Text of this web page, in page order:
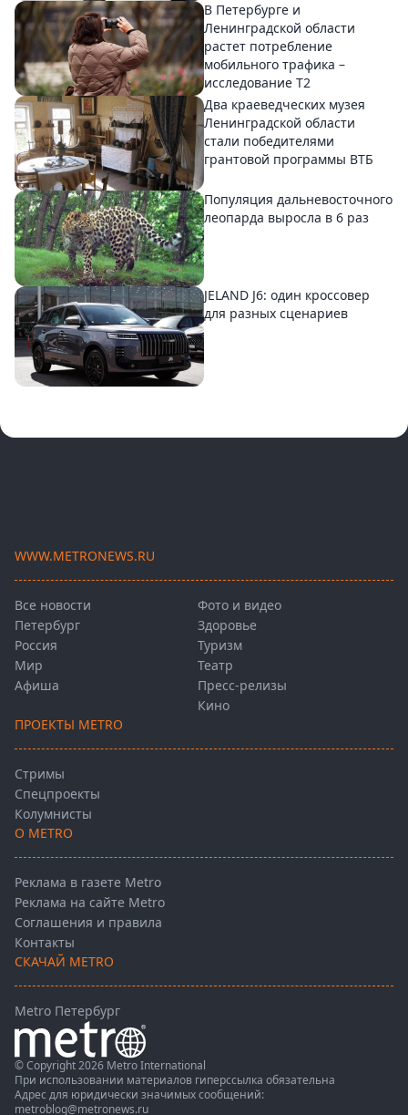
В Петербурге и
Ленинградской области
растет потребление
мобильного трафика –
исследование T2
Два краеведческих музея
Ленинградской области
стали победителями
грантовой программы ВТБ
Популяция дальневосточного
леопарда выросла в 6 раз
JELAND J6: один кроссовер
для разных сценариев
WWW.METRONEWS.RU
Все новости
Петербург
Россия
Мир
Афиша
Фото и видео
Здоровье
Туризм
Театр
Пресс-релизы
Кино
ПРОЕКТЫ METRO
Стримы
Спецпроекты
Колумнисты
О METRO
Реклама в газете Metro
Реклама на сайте Metro
Соглашения и правила
Контакты
СКАЧАЙ METRO
Metro Петербург
© Copyright 2026 Metro International
При использовании материалов гиперссылка обязательна
Адрес для юридически значимых сообщений:
metroblog@metronews.ru